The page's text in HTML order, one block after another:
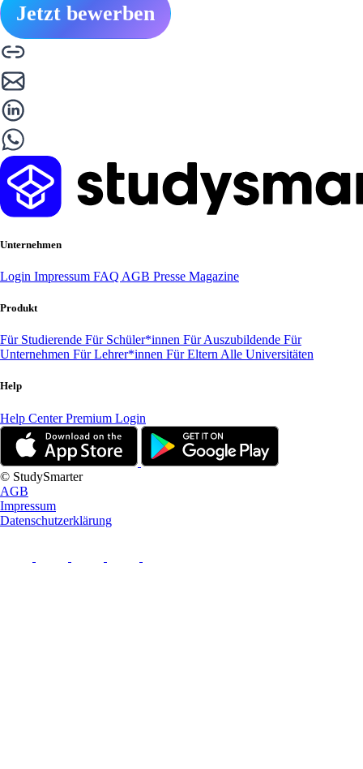
Jetzt bewerben
Unternehmen
Login Impressum FAQ AGB Presse Magazine
Produkt
Für Studierende Für Schüler*innen Für Auszubildende Für
Unternehmen Für Lehrer*innen Für Eltern Alle Universitäten
Help
Help CenterPremium Login
© StudySmarter
AGB
Impressum
Datenschutzerklärung